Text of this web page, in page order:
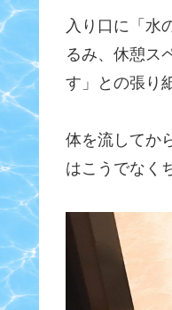
入り口に「水
るみ、休憩ス
す」との張り
体を流してか
はこうでなく